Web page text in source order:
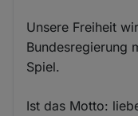
Unsere Freiheit
Bundesregierung
Spiel.
Ist das Motto: